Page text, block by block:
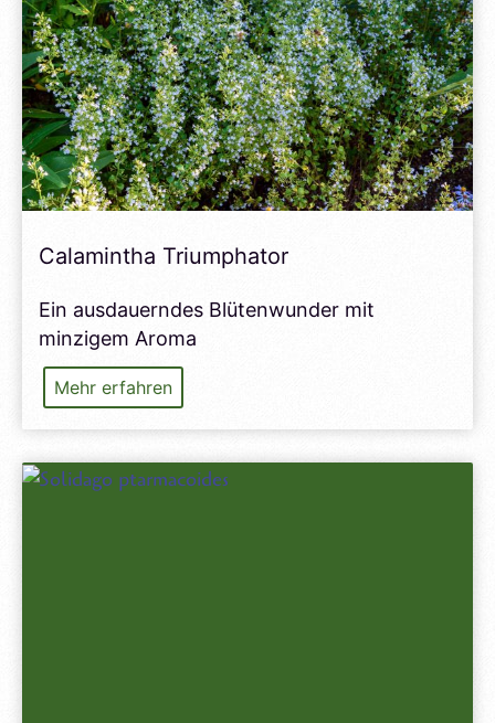
Calamintha Triumphator
Ein ausdauerndes Blütenwunder mit
minzigem Aroma
Mehr erfahrenCalamintha
Triumphator